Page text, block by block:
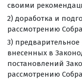
своими
2) доработка и
рассмотрению
3)
внесенных в
постановлений
рассмотрению